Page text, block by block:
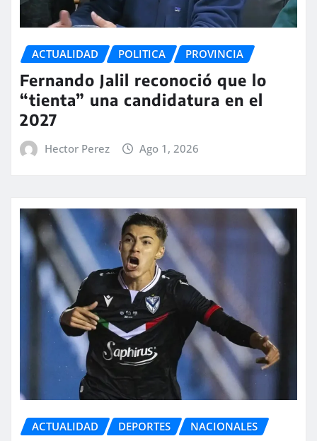
ACTUALIDAD POLITICA PROVINCIA
Fernando Jalil reconoció que lo
“tienta” una candidatura en el
2027
Hector Perez Ago 1, 2026
ACTUALIDAD DEPORTES NACIONALES